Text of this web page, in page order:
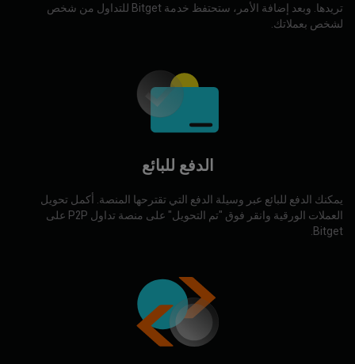
تريدها. وبعد إضافة الأمر، ستحتفظ خدمة Bitget للتداول من شخص
لشخص بعملاتك.
الدفع للبائع
يمكنك الدفع للبائع عبر وسيلة الدفع التي تقترحها المنصة. أكمل تحويل
العملات الورقية وانقر فوق "تم التحويل" على منصة تداول P2P على
Bitget.